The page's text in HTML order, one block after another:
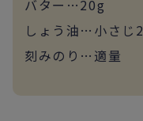
バター…20g
しょう油…小さじ2
刻みのり…適量